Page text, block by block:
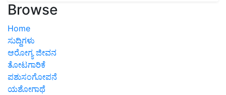
Browse
Home
ಸುದ್ದಿಗಳು
ಆರೋಗ್ಯ ಜೀವನ
ತೋಟಗಾರಿಕೆ
ಪಶುಸಂಗೋಪನೆ
ಯಶೋಗಾಥೆ